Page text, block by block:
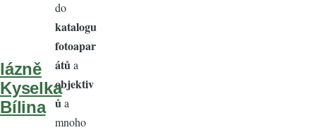
lázně
Kyselka
Bílina
do
katalogu
fotoapar
átů a
objektiv
ů a
mnoho